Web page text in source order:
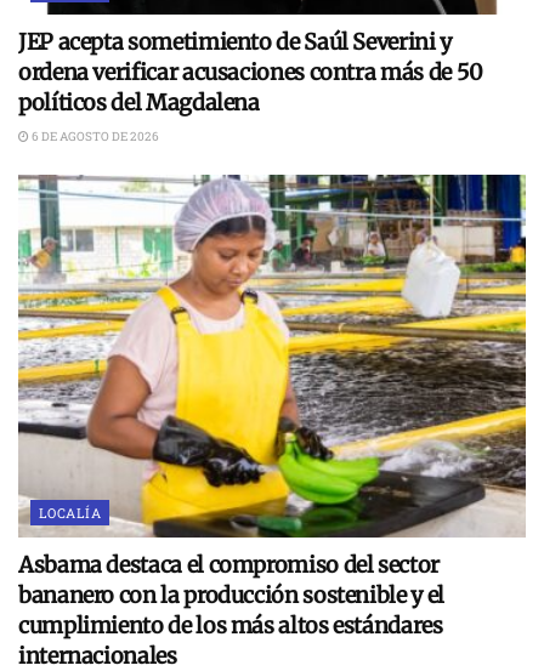
JEP acepta sometimiento de Saúl Severini y
ordena verificar acusaciones contra más de 50
políticos del Magdalena
6 DE AGOSTO DE 2026
LOCALÍA
Asbama destaca el compromiso del sector
bananero con la producción sostenible y el
cumplimiento de los más altos estándares
internacionales